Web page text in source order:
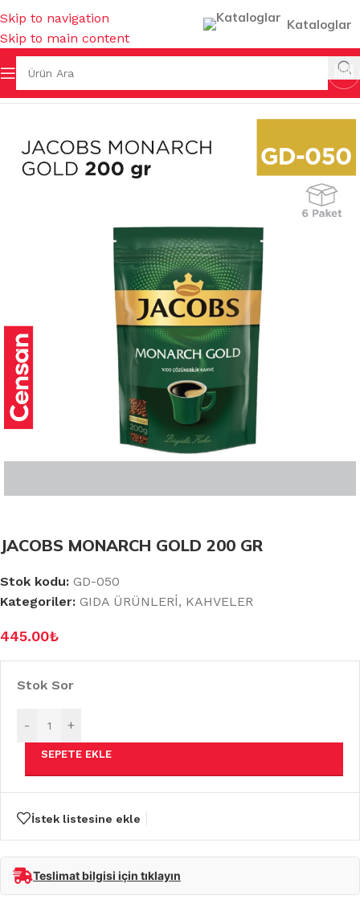
Skip to navigation
Skip to main content
Kataloglar
Ana Sayfa
JACOBS MONARCH GOLD 200 GR
Stok kodu: GD-050
Kategoriler: GIDA ÜRÜNLERİ, KAHVELER
445.00₺
Stok Sor
- +
SEPETE EKLE
İstek listesine ekle
Teslimat bilgisi için tıklayın